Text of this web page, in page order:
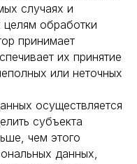
случаях и
обработки
принимает
их принятие
или неточных
осуществляется
субъекта
чем этого
данных,